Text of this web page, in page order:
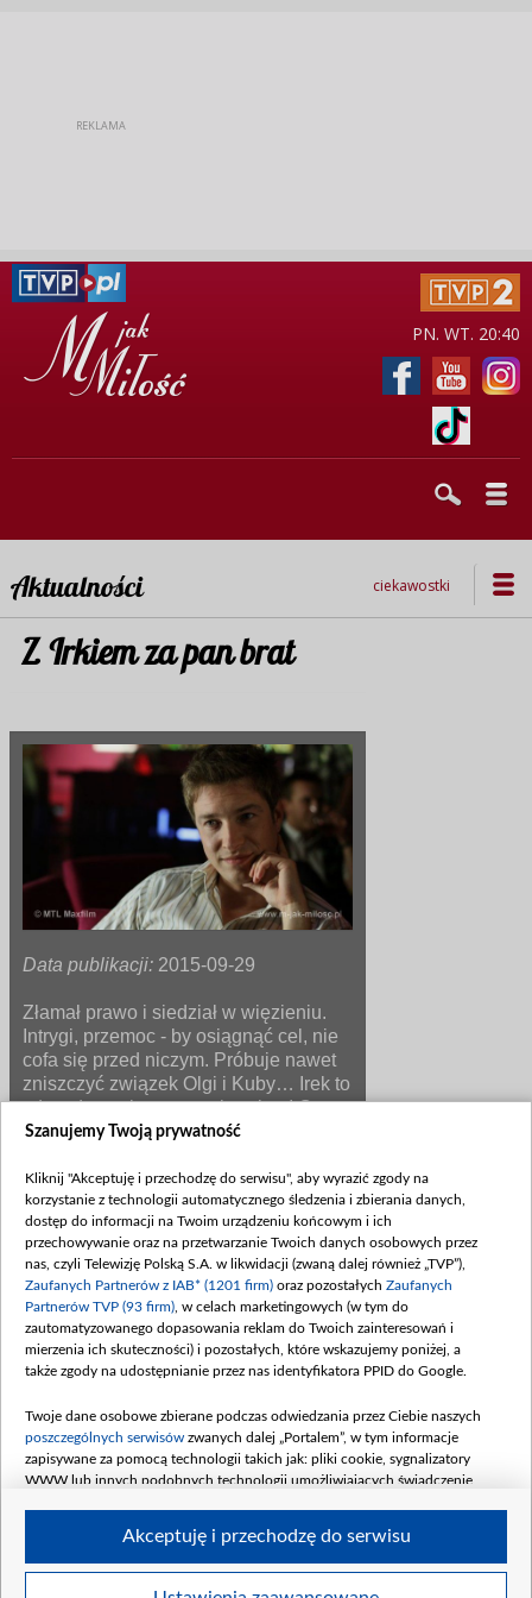
PN. WT. 20:40
Aktualności ciekawostki
Z Irkiem za pan brat
Data publikacji: 2015-09-29
Złamał prawo i siedział w więzieniu.
Intrygi, przemoc - by osiągnąć cel, nie
cofa się przed niczym. Próbuje nawet
zniszczyć związek Olgi i Kuby… Irek to
zdecydowanie czarny charakter! Czy
taką postać można polubić?
- Wbrew pozorom, tak! - mówi grający bohatera Maciej
Jachowski, w wywiadzie dla "Expressu Ilustrowanego".
- Irek zaczyna pokazywać się z innej strony. Niedawno
dowiedział się, że był oszukiwany. Ma syna i za
wszelką cenę chce być jego ojcem. Od tego momentu
zacząłem naprawdę lubić tę postać. Irek wie, czego
chce. Walczy o prawdę, którą przez kilka lat ukrywała
kobieta, z którą był związany…
Na to, jak Irek próbuje radzić sobie z problemami,
właśnie dlatego tak dobrze swojego bohatera rozumie.
- Życie dość mocno doświadczyło mnie zarówno w
dobre, jak i złe historie. To kształtuje charakter
Szanujemy Twoją prywatność
Kliknij "Akceptuję i przechodzę do serwisu", aby wyrazić zgody na
korzystanie z technologii automatycznego śledzenia i zbierania danych,
dostęp do informacji na Twoim urządzeniu końcowym i ich
przechowywanie oraz na przetwarzanie Twoich danych osobowych przez
nas, czyli Telewizję Polską S.A. w likwidacji (zwaną dalej również „TVP”),
Zaufanych Partnerów z IAB* (1201 firm) oraz pozostałych Zaufanych
Partnerów TVP (93 firm) , w celach marketingowych (w tym do
zautomatyzowanego dopasowania reklam do Twoich zainteresowań i
mierzenia ich skuteczności) i pozostałych, które wskazujemy poniżej, a
także zgody na udostępnianie przez nas identyfikatora PPID do Google.
Twoje dane osobowe zbierane podczas odwiedzania przez Ciebie naszych
poszczególnych serwisów zwanych dalej „Portalem”, w tym informacje
zapisywane za pomocą technologii takich jak: pliki cookie, sygnalizatory
WWW lub innych podobnych technologii umożliwiających świadczenie
Twoje dane osobowe zbierane podczas odwiedzania przez Ciebie
Akceptuję i przechodzę do serwisu